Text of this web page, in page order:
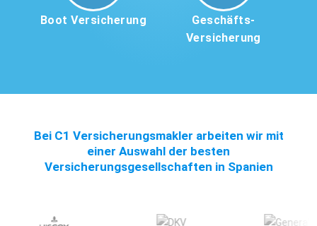
Boot Versicherung
Geschäfts-
Versicherung
Bei C1 Versicherungsmakler arbeiten wir mit
einer Auswahl der besten
Versicherungsgesellschaften in Spanien